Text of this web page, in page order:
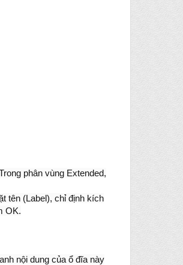
phân vùng Extended,
tên (Label), chỉ định kích
OK.
nội dung của ổ đĩa này